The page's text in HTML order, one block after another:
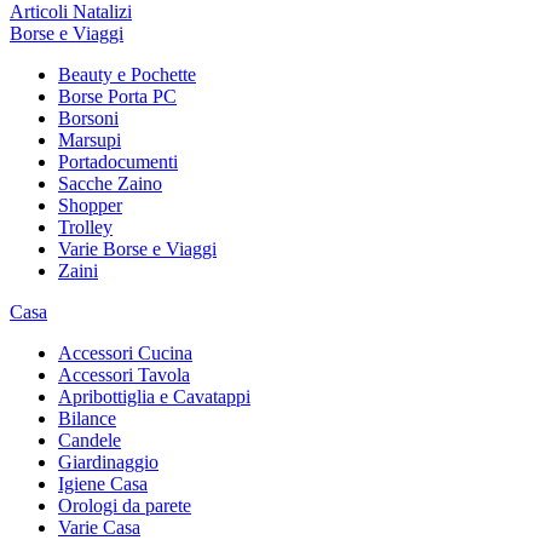
Articoli Natalizi
Borse e Viaggi
Beauty e Pochette
Borse Porta PC
Borsoni
Marsupi
Portadocumenti
Sacche Zaino
Shopper
Trolley
Varie Borse e Viaggi
Zaini
Casa
Accessori Cucina
Accessori Tavola
Apribottiglia e Cavatappi
Bilance
Candele
Giardinaggio
Igiene Casa
Orologi da parete
Varie Casa